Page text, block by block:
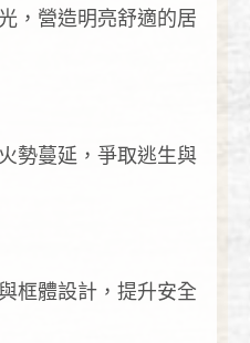
，營造明亮舒適的居
勢蔓延，爭取逃生與
框體設計，提升安全